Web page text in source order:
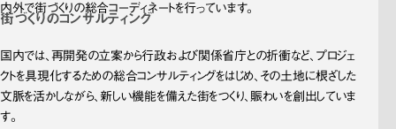
内外で街づくりの総合コーディネートを行っています。
街づくりのコンサルティング
国内では、再開発の立案から行政および関係省庁との折衝など、プロジェ
クトを具現化するための総合コンサルティングをはじめ、その土地に根ざした
文脈を活かしながら、新しい機能を備えた街をつくり、賑わいを創出していま
す。